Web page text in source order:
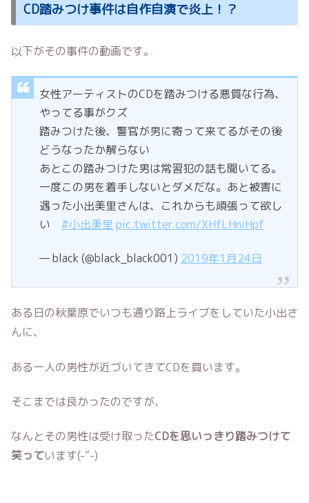
CD踏みつけ事件は自作自演で炎上！？
以下がその事件の動画です。
女性アーティストのCDを踏みつける悪質な行為、
やってる事がクズ
踏みつけた後、警官が男に寄って来てるがその後
どうなったか解らない
あとこの踏みつけた男は常習犯の話も聞いてる。
一度この男を着手しないとダメだな。あと被害に
遇った小出美里さんは、これからも頑張って欲し
い #小出美里 pic.twitter.com/XHfLHniHpf
— black (@black_black001) 2019年1月24日
ある日の秋葉原でいつも通り路上ライブをしていた小出さ
んに、
ある一人の男性が近づいてきてCDを買います。
そこまでは良かったのですが、
なんとその男性は受け取ったCDを思いっきり踏みつけて
笑っています(-“-)